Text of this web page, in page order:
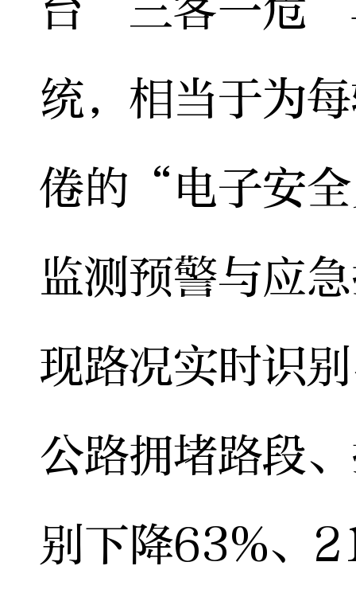
统，相当于为
倦的“电子安
监测预警与应
现路况实时识
公路拥堵路段
别下降63%、